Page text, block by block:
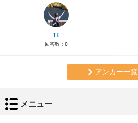
TE
回答数： 0
アンカー一覧
メニュー